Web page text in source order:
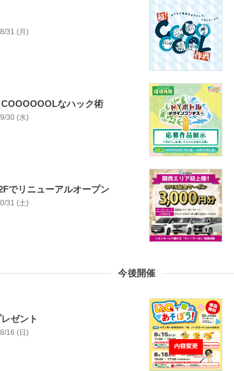
31 (月)
COOOOOOLなハック術
30 (水)
でリニューアルオープン
31 (土)
今後開催
ゼント
16 (日)